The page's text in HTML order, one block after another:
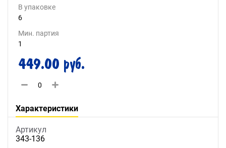
В упаковке
6
Мин. партия
1
449.00 руб.
Характеристики
Артикул
343-136